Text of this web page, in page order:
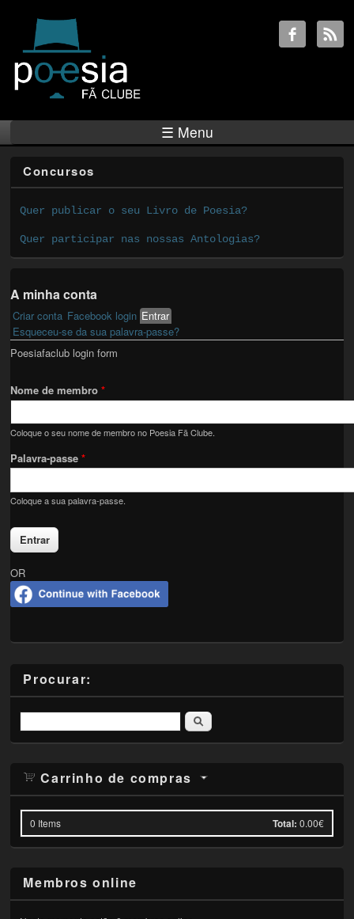
☰ Menu
Concursos
Quer publicar o seu Livro de Poesia?
Quer participar nas nossas Antologias?
A minha conta
Primary tabs
Criar conta Facebook login Entrar(active tab)
Esqueceu-se da sua palavra-passe?
Poesiafaclub login form
Nome de membro*
Coloque o seu nome de membro no Poesia Fã Clube.
Palavra-passe*
Coloque a sua palavra-passe.
OR
Procurar:
Pesquisar
Carrinho de compras
0 Items Total: 0.00€
Membros online